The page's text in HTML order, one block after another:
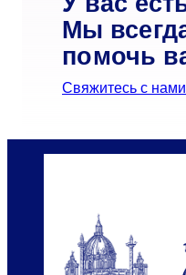
Мы
помочь
Свяжитесь с